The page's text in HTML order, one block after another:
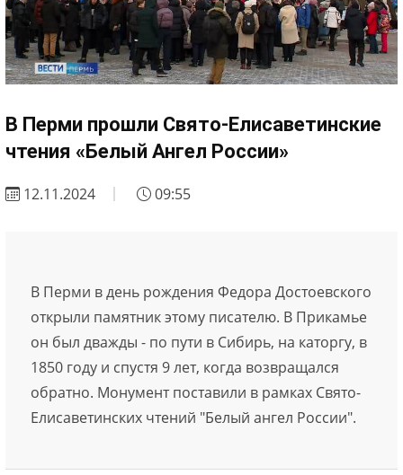
В Перми прошли Свято-Елисаветинские
чтения «Белый Ангел России»
12.11.2024 09:55
В Перми в день рождения Федора Достоевского
открыли памятник этому писателю. В Прикамье
он был дважды - по пути в Сибирь, на каторгу, в
1850 году и спустя 9 лет, когда возвращался
обратно. Монумент поставили в рамках Свято-
Елисаветинских чтений "Белый ангел России".